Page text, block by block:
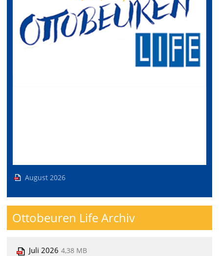
August 2026
Ottobeuren Life Archiv
Juli 2026 4,38 MB